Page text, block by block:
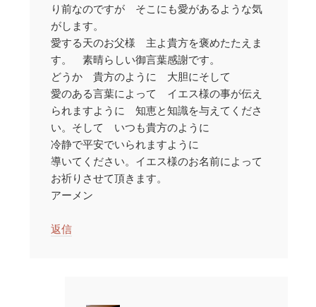
り前なのですが そこにも愛があるような気
がします。
愛する天のお父様 主よ貴方を褒めたたえま
す。 素晴らしい御言葉感謝です。
どうか 貴方のように 大胆にそして
愛のある言葉によって イエス様の事が伝え
られますように 知恵と知識を与えてくださ
い。そして いつも貴方のように
冷静で平安でいられますように
導いてください。イエス様のお名前によって
お祈りさせて頂きます。
アーメン
返信